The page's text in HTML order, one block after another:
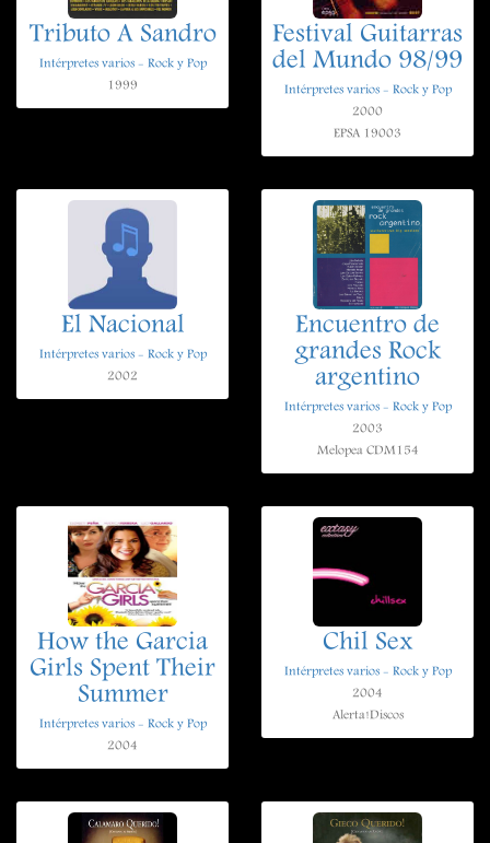
Tributo A Sandro
Intérpretes varios - Rock y Pop
1999
Festival Guitarras
del Mundo 98/99
Intérpretes varios - Rock y Pop
2000
EPSA 19003
El Nacional
Intérpretes varios - Rock y Pop
2002
Encuentro de
grandes Rock
argentino
Intérpretes varios - Rock y Pop
2003
Melopea CDM154
How the Garcia
Girls Spent Their
Summer
Intérpretes varios - Rock y Pop
2004
Chil Sex
Intérpretes varios - Rock y Pop
2004
Alerta!Discos